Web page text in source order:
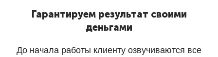
Гарантируем результат своими
деньгами
До начала работы клиенту озвучиваются все